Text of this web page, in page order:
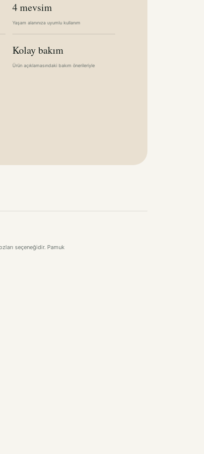
4 mevsim
Yaşam alanınıza uyumlu kullanım
Kolay bakım
Ürün açıklamasındaki bakım önerileriyle
seçeneğidir. Pamuk